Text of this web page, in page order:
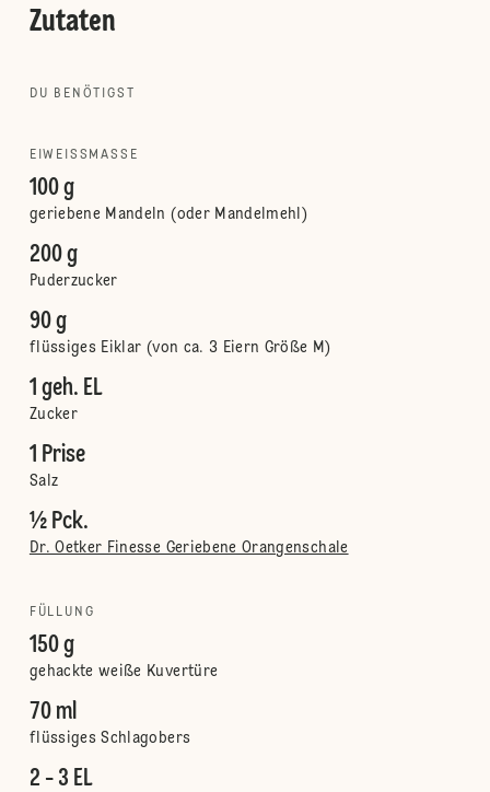
Zutaten
DU BENÖTIGST
EIWEISSMASSE
100 g
geriebene Mandeln (oder Mandelmehl)
200 g
Puderzucker
90 g
flüssiges Eiklar (von ca. 3 Eiern Größe M)
1 geh. EL
Zucker
1 Prise
Salz
½ Pck.
Dr. Oetker Finesse Geriebene Orangenschale
FÜLLUNG
150 g
gehackte weiße Kuvertüre
70 ml
flüssiges Schlagobers
2 - 3 EL